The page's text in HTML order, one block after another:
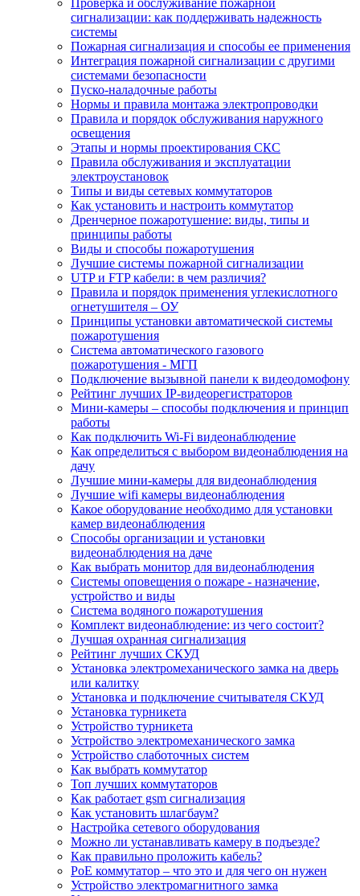
Проверка и обслуживание пожарной
сигнализации: как поддерживать надежность
системы
Пожарная сигнализация и способы ее применения
Интеграция пожарной сигнализации с другими
системами безопасности
Пуско-наладочные работы
Нормы и правила монтажа электропроводки
Правила и порядок обслуживания наружного
освещения
Этапы и нормы проектирования СКС
Правила обслуживания и эксплуатации
электроустановок
Типы и виды сетевых коммутаторов
Как установить и настроить коммутатор
Дренчерное пожаротушение: виды, типы и
принципы работы
Виды и способы пожаротушения
Лучшие системы пожарной сигнализации
UTP и FTP кабели: в чем различия?
Правила и порядок применения углекислотного
огнетушителя – ОУ
Принципы установки автоматической системы
пожаротушения
Система автоматического газового
пожаротушения - МГП
Подключение вызывной панели к видеодомофону
Рейтинг лучших IP-видеорегистраторов
Мини-камеры – способы подключения и принцип
работы
Как подключить Wi-Fi видеонаблюдение
Как определиться с выбором видеонаблюдения на
дачу
Лучшие мини-камеры для видеонаблюдения
Лучшие wifi камеры видеонаблюдения
Какое оборудование необходимо для установки
камер видеонаблюдения
Способы организации и установки
видеонаблюдения на даче
Как выбрать монитор для видеонаблюдения
Системы оповещения о пожаре - назначение,
устройство и виды
Система водяного пожаротушения
Комплект видеонаблюдение: из чего состоит?
Лучшая охранная сигнализация
Рейтинг лучших СКУД
Установка электромеханического замка на дверь
или калитку
Установка и подключение считывателя СКУД
Установка турникета
Устройство турникета
Устройство электромеханического замка
Устройство слаботочных систем
Как выбрать коммутатор
Топ лучших коммутаторов
Как работает gsm сигнализация
Как установить шлагбаум?
Настройка сетевого оборудования
Можно ли устанавливать камеру в подъезде?
Как правильно проложить кабель?
PoE коммутатор – что это и для чего он нужен
Устройство электромагнитного замка